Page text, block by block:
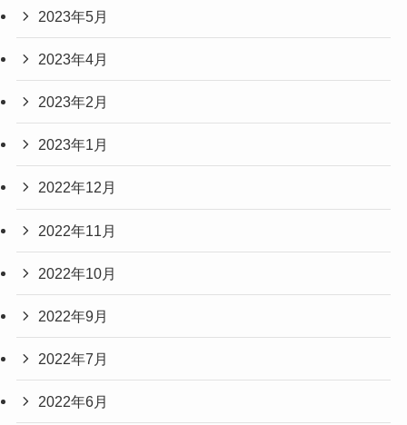
2023年5月
2023年4月
2023年2月
2023年1月
2022年12月
2022年11月
2022年10月
2022年9月
2022年7月
2022年6月